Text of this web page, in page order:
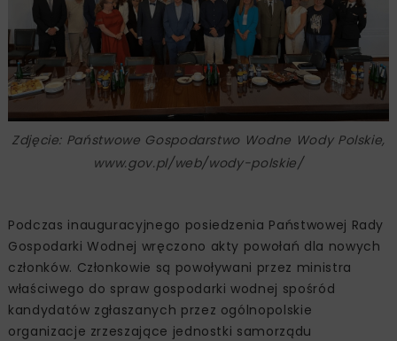
Zdjęcie: Państwowe Gospodarstwo Wodne Wody Polskie,
www.gov.pl/web/wody-polskie/
Podczas inauguracyjnego posiedzenia Państwowej Rady
Gospodarki Wodnej wręczono akty powołań dla nowych
członków. Członkowie są powoływani przez ministra
właściwego do spraw gospodarki wodnej spośród
kandydatów zgłaszanych przez ogólnopolskie
organizacje zrzeszające jednostki samorządu